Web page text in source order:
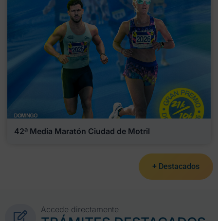
42ª Media Maratón Ciudad de Motril
+ Destacados
Accede directamente